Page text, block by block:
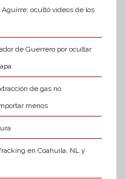
Aguirre; ocultó videos de los
de Guerrero por ocultar
de gas no
menos
en Coahuila, NL y